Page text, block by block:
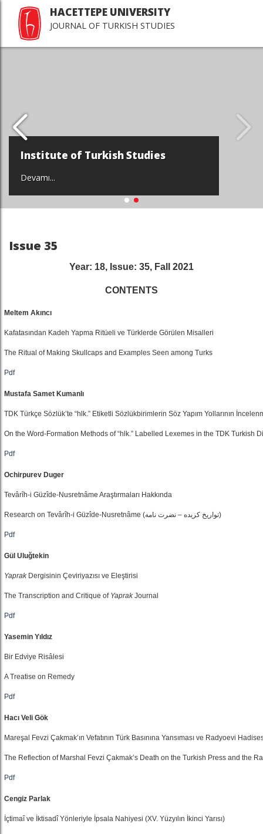
HACETTEPE UNIVERSITY
JOURNAL OF TURKISH STUDIES
Institute of Turkish Studies
Devamı...
Issue 35
Year: 18, Issue: 35, Fall 2021
CONTENTS
Meltem Akıncı
Kafatasından Kadeh Yapma Ritüeli ve Türklerde Görülen Misalleri
The Ritual of Making Skullcaps and Examples Seen among Turks
Pdf
Mustafa Samet Kumanlı
TDK Türkçe Sözlük’te “hlk.” Etiketli Sözlükbirimlerin Söz Yapım Yollarının
On the Word-Formation Methods of “hlk.” Labelled Lexemes in the TDK Turkish
Pdf
Ochirpurev Duger
Tevârîh-i Güzîde-Nusretnâme Araştırmaları Hakkında
Research on Tevârîh-i Güzîde-Nusretnâme (تواریخ کزیده – نضرت نامه)
Pdf
Gül Uluğtekin
YaprakDergisinin Çeviriyazısı ve Eleştirisi
The Transcription and Critique of YaprakJournal
Pdf
Yasemin Yıldız
Bir Edviye Risâlesi
A Treatise on Remedy
Pdf
Hacı Veli Gök
Mareşal Fevzi Çakmak’ın Vefatının Türk Basınına Yansıması ve Radyoevi
The Reflection of Marshal Fevzi Çakmak’s Death on the Turkish Press and the
Pdf
Cengiz Parlak
İçtimaî ve İktisadî Yönleriyle İpsala Nahiyesi (XV. Yüzyılın İkinci Yarısı)